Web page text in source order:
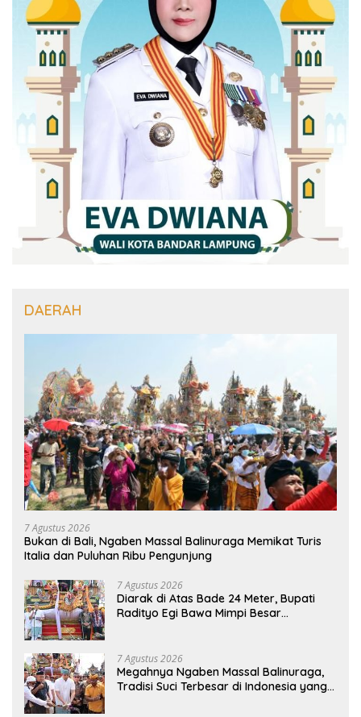
DAERAH
7 Agustus 2026
Bukan di Bali, Ngaben Massal Balinuraga Memikat Turis
Italia dan Puluhan Ribu Pengunjung
7 Agustus 2026
Diarak di Atas Bade 24 Meter, Bupati
Radityo Egi Bawa Mimpi Besar
7 Agustus 2026
Megahnya Ngaben Massal Balinuraga,
Tradisi Suci Terbesar di Indonesia yang